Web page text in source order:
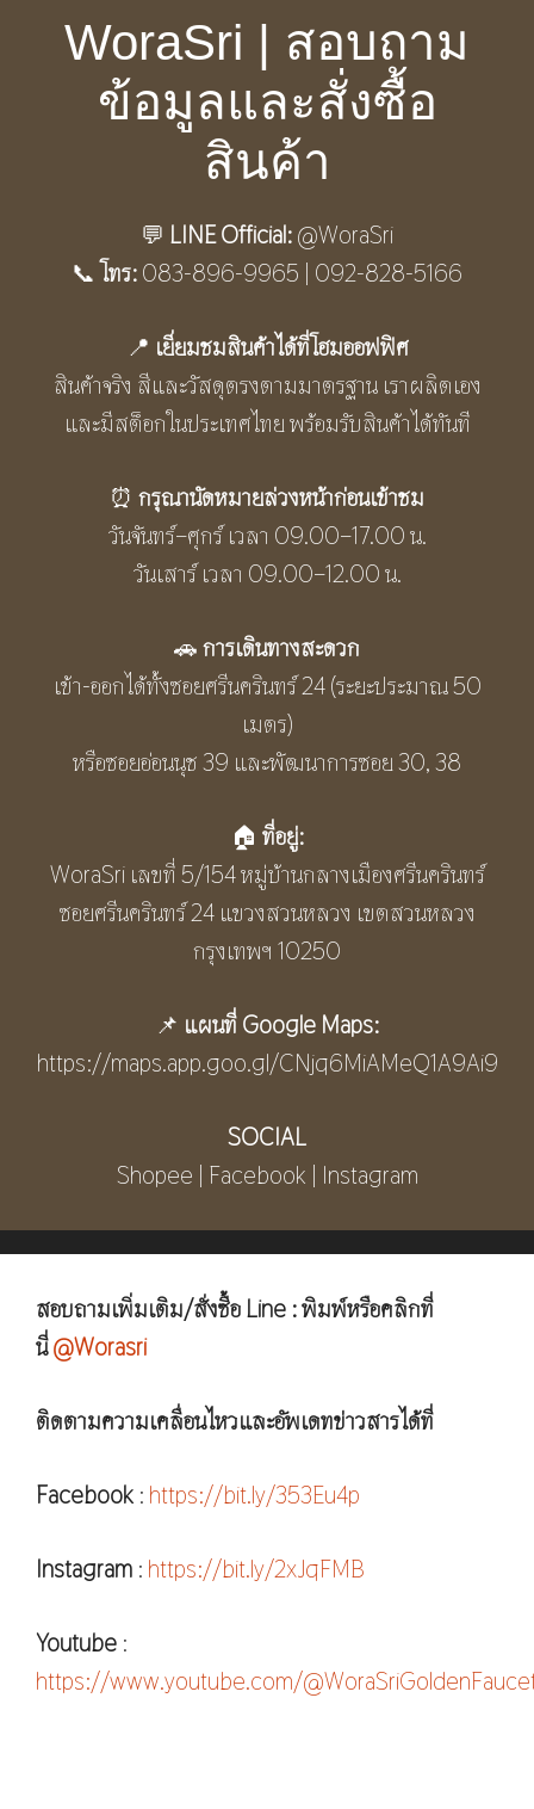
WoraSri | สอบถาม
ข้อมูลและสั่งซื้อ
สินค้า
💬 LINE Official:@WoraSri
📞โทร:083-896-9965 | 092-828-5166
📍 เยี่ยมชมสินค้าได้ที่โฮมออฟฟิศ
สินค้าจริง สีและวัสดุตรงตามมาตรฐาน เราผลิตเอง
และมีสต็อกในประเทศไทย พร้อมรับสินค้าได้ทันที
⏰ กรุณานัดหมายล่วงหน้าก่อนเข้าชม
วันจันทร์–ศุกร์ เวลา 09.00–17.00 น.
วันเสาร์ เวลา 09.00–12.00 น.
🚗การเดินทางสะดวก
เข้า-ออกได้ทั้งซอยศรีนครินทร์ 24 (ระยะประมาณ 50
เมตร)
หรือซอยอ่อนนุช 39 และพัฒนาการซอย 30, 38
🏠 ที่อยู่:
WoraSri เลขที่ 5/154 หมู่บ้านกลางเมืองศรีนครินทร์
ซอยศรีนครินทร์ 24 แขวงสวนหลวง เขตสวนหลวง
กรุงเทพฯ 10250
📌 แผนที่ Google Maps:
https://maps.app.goo.gl/CNjq6MiAMeQ1A9Ai9
SOCIAL
Shopee | Facebook | Instagram
สอบถามเพิ่มเติม/สั่งซื้อ Line : พิมพ์หรือคลิกที่
นี่@Worasri
ติดตามความเคลื่อนไหวและอัพเดทข่าวสารได้ที่
Facebook : https://bit.ly/353Eu4p
Instagram : https://bit.ly/2xJqFMB
Youtube :
https://www.youtube.com/